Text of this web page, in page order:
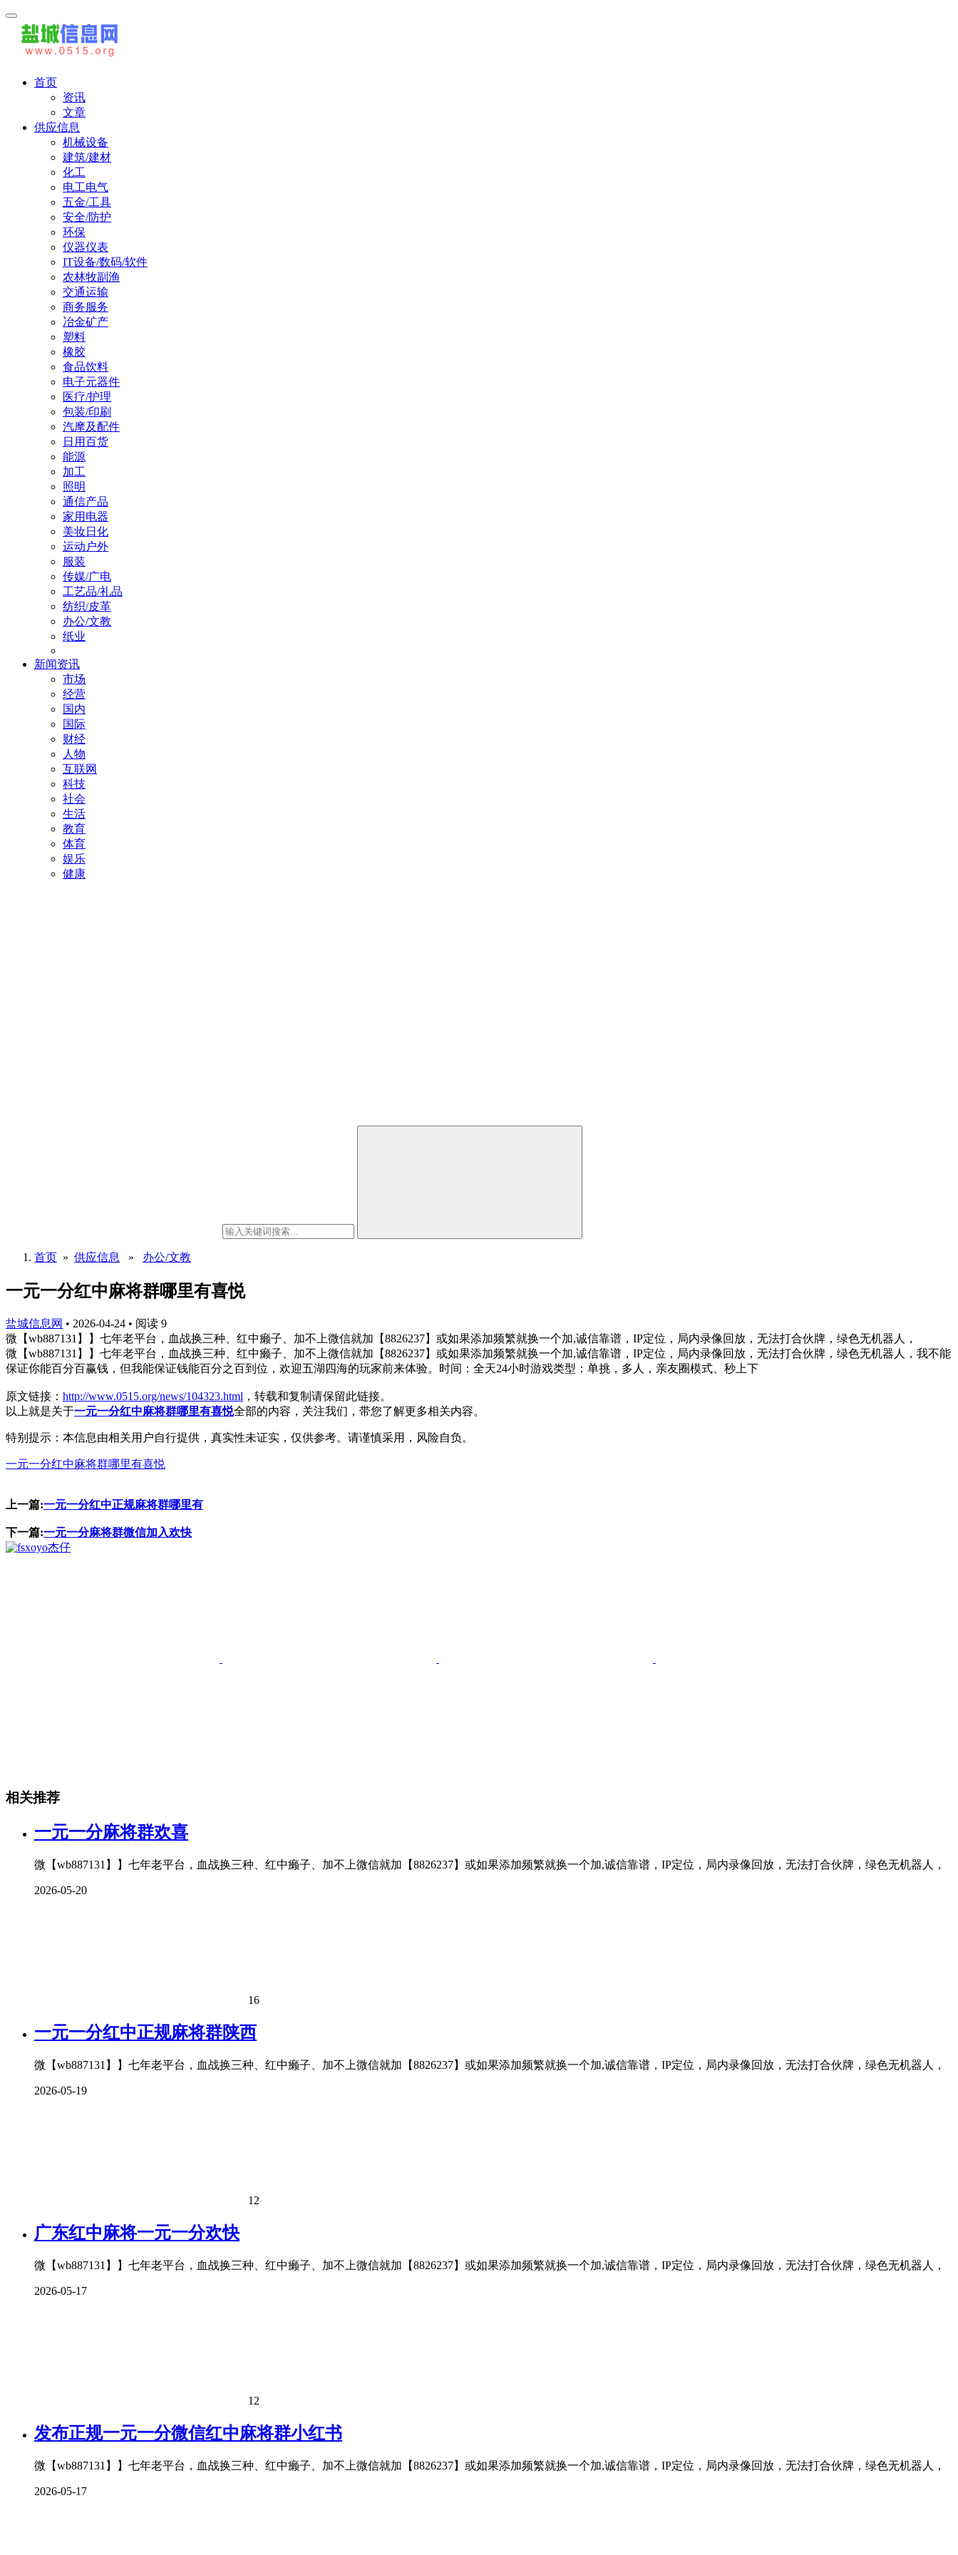
首页
资讯
文章
供应信息
机械设备
建筑/建材
化工
电工电气
五金/工具
安全/防护
环保
仪器仪表
IT设备/数码/软件
农林牧副渔
交通运输
商务服务
冶金矿产
塑料
橡胶
食品饮料
电子元器件
医疗/护理
包装/印刷
汽摩及配件
日用百货
能源
加工
照明
通信产品
家用电器
美妆日化
运动户外
服装
传媒/广电
工艺品/礼品
纺织/皮革
办公/文教
纸业
新闻资讯
市场
经营
国内
国际
财经
人物
互联网
科技
社会
生活
教育
体育
娱乐
健康
首页 » 供应信息 » 办公/文教
一元一分红中麻将群哪里有喜悦
盐城信息网 • 2026-04-24 • 阅读 9
微【wb887131】】七年老平台，血战换三种、红中癞子、加不上微信就加【8826237】或如果添加频繁就换一个加,诚信靠谱，IP定位，局内录像回放，无法打合伙牌，绿色无机器人，
微【wb887131】】七年老平台，血战换三种、红中癞子、加不上微信就加【8826237】或如果添加频繁就换一个加,诚信靠谱，IP定位，局内录像回放，无法打合伙牌，绿色无机器人，我不能
保证你能百分百赢钱，但我能保证钱能百分之百到位，欢迎五湖四海的玩家前来体验。时间：全天24小时游戏类型：单挑，多人，亲友圈模式、秒上下
原文链接： http://www.0515.org/news/104323.html ，转载和复制请保留此链接。
以上就是关于一元一分红中麻将群哪里有喜悦全部的内容，关注我们，带您了解更多相关内容。
特别提示：本信息由相关用户自行提供，真实性未证实，仅供参考。请谨慎采用，风险自负。
一元一分红中麻将群哪里有喜悦
上一篇:一元一分红中正规麻将群哪里有
下一篇:一元一分麻将群微信加入欢快
杰仔
相关推荐
一元一分麻将群欢喜
微【wb887131】】七年老平台，血战换三种、红中癞子、加不上微信就加【8826237】或如果添加频繁就换一个加,诚信靠谱，IP定位，局内录像回放，无法打合伙牌，绿色无机器人，
2026-05-20
16
一元一分红中正规麻将群陕西
微【wb887131】】七年老平台，血战换三种、红中癞子、加不上微信就加【8826237】或如果添加频繁就换一个加,诚信靠谱，IP定位，局内录像回放，无法打合伙牌，绿色无机器人，
2026-05-19
12
广东红中麻将一元一分欢快
微【wb887131】】七年老平台，血战换三种、红中癞子、加不上微信就加【8826237】或如果添加频繁就换一个加,诚信靠谱，IP定位，局内录像回放，无法打合伙牌，绿色无机器人，
2026-05-17
12
发布正规一元一分微信红中麻将群小红书
微【wb887131】】七年老平台，血战换三种、红中癞子、加不上微信就加【8826237】或如果添加频繁就换一个加,诚信靠谱，IP定位，局内录像回放，无法打合伙牌，绿色无机器人，
2026-05-17